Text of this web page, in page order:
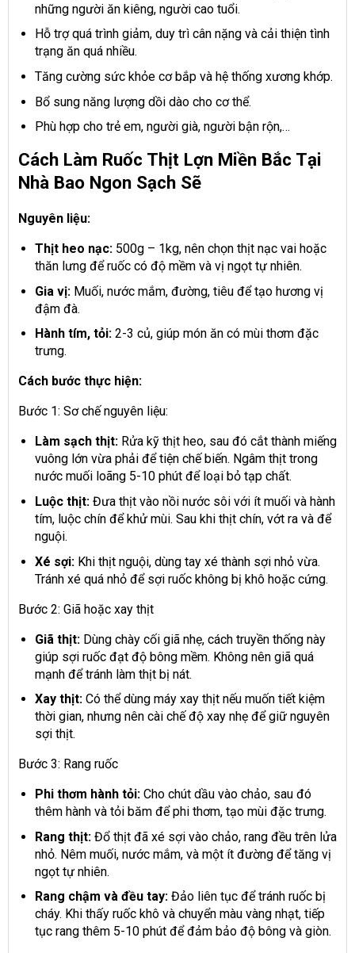
những người ăn kiêng, người cao tuổi.
Hỗ trợ quá trình giảm, duy trì cân nặng và cải thiện tình
trạng ăn quá nhiều.
Tăng cường sức khỏe cơ bắp và hệ thống xương khớp.
Bổ sung năng lượng dồi dào cho cơ thể.
Phù hợp cho trẻ em, người già, người bận rộn,…
Cách Làm Ruốc Thịt Lợn Miền Bắc Tại
Nhà Bao Ngon Sạch Sẽ
Nguyên liệu:
Thịt heo nạc:500g – 1kg, nên chọn thịt nạc vai hoặc
thăn lưng để ruốc có độ mềm và vị ngọt tự nhiên.
Gia vị:Muối, nước mắm, đường, tiêu để tạo hương vị
đậm đà.
Hành tím, tỏi:2-3 củ, giúp món ăn có mùi thơm đặc
trưng.
Cách bước thực hiện:
Bước 1: Sơ chế nguyên liệu:
Làm sạch thịt:Rửa kỹ thịt heo, sau đó cắt thành miếng
vuông lớn vừa phải để tiện chế biến. Ngâm thịt trong
nước muối loãng 5-10 phút để loại bỏ tạp chất.
Luộc thịt:Đưa thịt vào nồi nước sôi với ít muối và hành
tím, luộc chín để khử mùi. Sau khi thịt chín, vớt ra và để
nguội.
Xé sợi:Khi thịt nguội, dùng tay xé thành sợi nhỏ vừa.
Tránh xé quá nhỏ để sợi ruốc không bị khô hoặc cứng.
Bước 2: Giã hoặc xay thịt
Giã thịt:Dùng chày cối giã nhẹ, cách truyền thống này
giúp sợi ruốc đạt độ bông mềm. Không nên giã quá
mạnh để tránh làm thịt bị nát.
Xay thịt:Có thể dùng máy xay thịt nếu muốn tiết kiệm
thời gian, nhưng nên cài chế độ xay nhẹ để giữ nguyên
sợi thịt.
Bước 3: Rang ruốc
Phi thơm hành tỏi:Cho chút dầu vào chảo, sau đó
thêm hành và tỏi băm để phi thơm, tạo mùi đặc trưng.
Rang thịt:Đổ thịt đã xé sợi vào chảo, rang đều trên lửa
nhỏ. Nêm muối, nước mắm, và một ít đường để tăng vị
ngọt tự nhiên.
Rang chậm và đều tay:Đảo liên tục để tránh ruốc bị
cháy. Khi thấy ruốc khô và chuyển màu vàng nhạt, tiếp
tục rang thêm 5-10 phút để đảm bảo độ bông và giòn.